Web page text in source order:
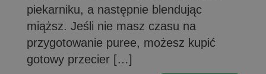
piekarniku, a następnie blendując
miąższ. Jeśli nie masz czasu na
przygotowanie puree, możesz kupić
gotowy przecier […]